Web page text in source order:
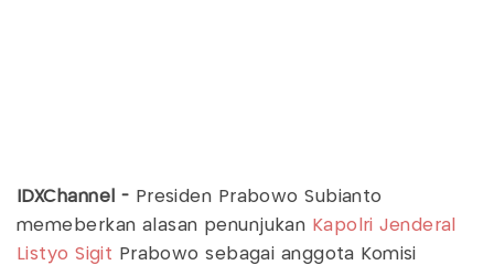
IDXChannel - Presiden Prabowo Subianto
memeberkan alasan penunjukan Kapolri Jenderal
Listyo Sigit Prabowo sebagai anggota Komisi